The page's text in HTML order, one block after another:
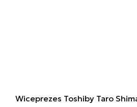
Wiceprezes Toshiby Taro